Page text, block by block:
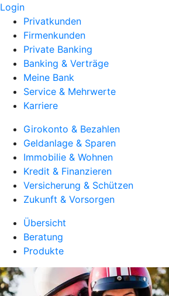
Login
Privatkunden
Firmenkunden
Private Banking
Banking & Verträge
Meine Bank
Service & Mehrwerte
Karriere
Girokonto & Bezahlen
Geldanlage & Sparen
Immobilie & Wohnen
Kredit & Finanzieren
Versicherung & Schützen
Zukunft & Vorsorgen
Übersicht
Beratung
Produkte